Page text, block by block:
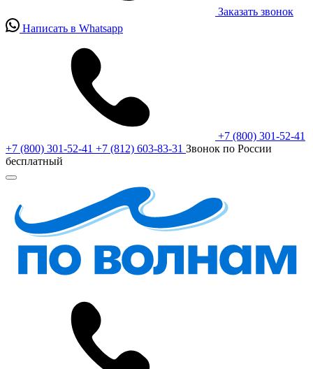
Заказать звонок
Написать в Whatsapp
+7 (800) 301-52-41
+7 (800) 301-52-41 +7 (812) 603-83-31 Звонок по России
бесплатный